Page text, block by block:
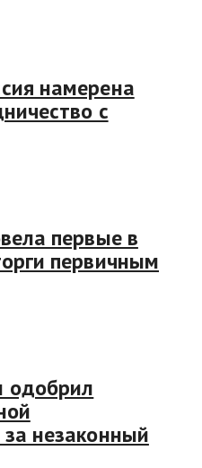
намерена
с
первые в
первичным
одобрил
за незаконный